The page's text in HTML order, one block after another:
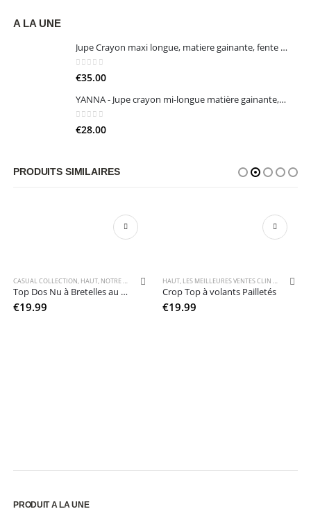
A LA UNE
Jupe Crayon maxi longue, matiere gainante, fente sur le côté (Noir / Blanc)
0sur 5
€35.00
YANNA - Jupe crayon mi-longue matière gainante, fente arrière et fermeture invisible (Noir / Bleu Nuit / Bleu Roi)
0sur 5
€28.00
PRODUITS SIMILAIRES
TOP
NOTRE COLLECTION DE HAUT,NOUVELLE COLLECTION,TOP & CROP TOP
CASUAL COLLECTION, HAUT, NOTRE COLLECTION D'ÉTÉ , NOTRE COLLECTION DE HAUT ,TOP &
Top Dos Nu à Bretelles au Cou avec Bijou et Décolleté Croisé
€19.99
HAUT, LES MEILLEURES VENTES CLIN D'OEIL ,
Crop Top à volants Pailletés
€19.99
PRODUIT A LA UNE